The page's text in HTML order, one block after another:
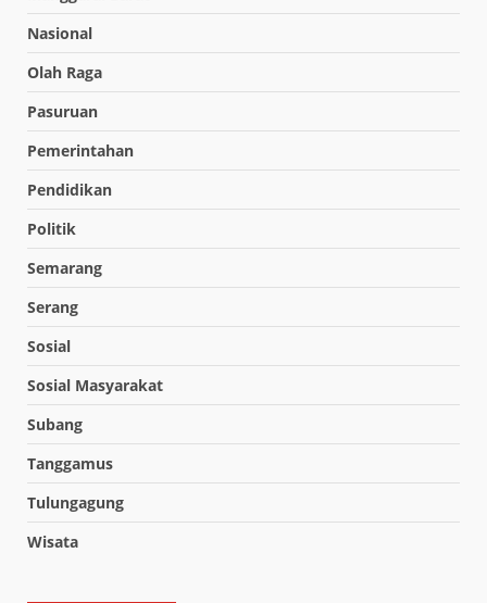
Nasional
Olah Raga
Pasuruan
Pemerintahan
Pendidikan
Politik
Semarang
Serang
Sosial
Sosial Masyarakat
Subang
Tanggamus
Tulungagung
Wisata